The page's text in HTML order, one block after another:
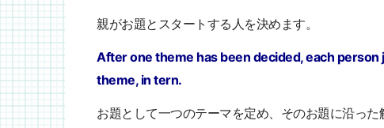
親がお題とスタートする人を決めます。
After one theme has been decided, each
theme, in tern.
お題として一つのテーマを定め、そのお題に沿った